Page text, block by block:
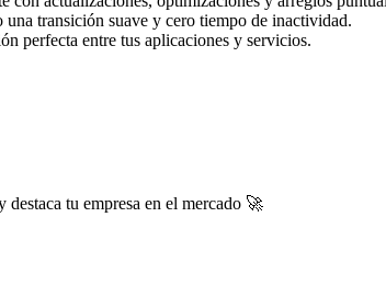
una transición suave y cero tiempo de inactividad.
perfecta entre tus aplicaciones y servicios.
tu empresa en el mercado 🚀